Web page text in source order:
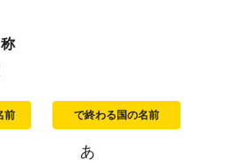
前 で終わる国の名前
あ